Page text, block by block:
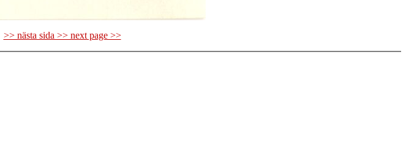
>> nästa sida >> next page >>